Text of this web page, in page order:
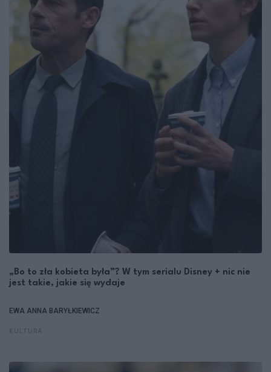
„Bo to zła kobieta była”? W tym serialu Disney + nic nie
jest takie, jakie się wydaje
EWA ANNA BARYŁKIEWICZ